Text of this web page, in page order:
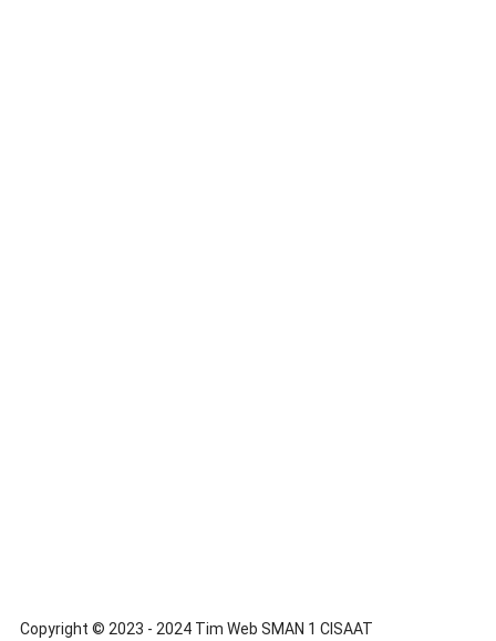
Copyright © 2023 - 2024 Tim Web SMAN 1 CISAAT